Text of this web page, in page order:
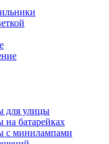
для улицы
на батарейках
с минилампами